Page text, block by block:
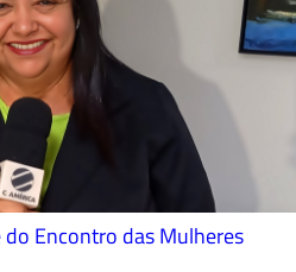
Encontro das Mulheres